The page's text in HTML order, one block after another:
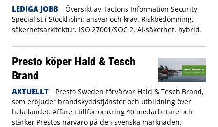
LEDIGA JOBB
Översikt av Tactons Information Security
Specialist i Stockholm: ansvar och krav. Riskbedömning,
säkerhetsarkitektur, ISO 27001/SOC 2, AI‑säkerhet, hybrid.
Presto köper Hald & Tesch
Brand
AKTUELLT
Presto Sweden förvärvar Hald & Tesch Brand,
som erbjuder brandskyddstjänster och utbildning över
hela landet. Affären tillför omkring 40 medarbetare och
stärker Prestos närvaro på den svenska marknaden.